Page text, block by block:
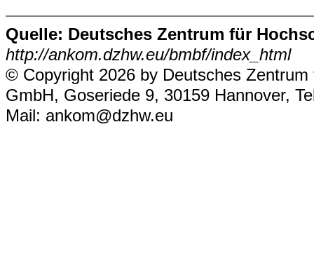
Quelle: Deutsches Zentrum für
http://ankom.dzhw.eu/bmbf/index_html
© Copyright 2026 by Deutsches
GmbH, Goseriede 9, 30159 Hannover,
Mail: ankom@dzhw.eu